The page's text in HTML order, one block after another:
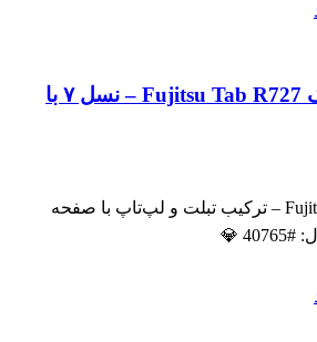
تبلت ویندوزی استوک Fujitsu Tab R727 – نسل ۷ با
💻 لپ تاپ Fujitsu Tab R727 – ترکیب تبلت و لپ‌تاپ با صفحه